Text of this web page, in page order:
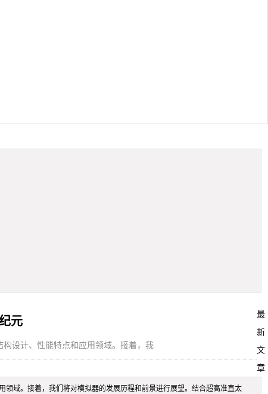
元
设计、性能特点和应用领域。接着，我
域。接着，我们将对模拟器的发展历程和前景进行展望。结合超高准直太
最
新
文
章